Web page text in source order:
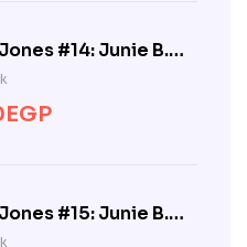
#14: Junie B.
the Mushy Gushy
EGP
#15: Junie B.
a Peep in Her